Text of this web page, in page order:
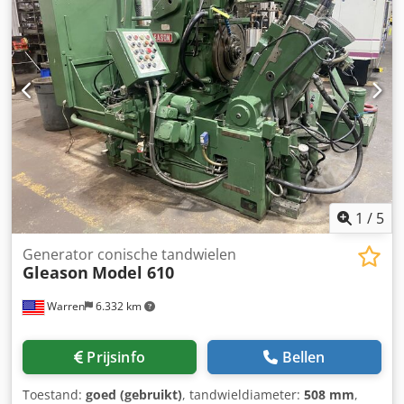
(10") Max. tandwiel steekdiameter: 508 mm (20") Gebruikte
freesdiameters: 229 – 457 mm (9 – 18") Cedpexdfa Uofx
Aizoha Voetshoek: 55° – 80° Tandbreedte: 76 mm (3")
Aantal tanden: 20 – 75 Diameter van de conische boring
aan de grote kant: 87 mm (3-27/64") Kegel per voet: 0,50"
Kegeldiepte: 16 mm (0,625") Freestoerentallen: 6,8 – 16,5
tpm Aanvoer (sec/tand): 3 – 9 Hoofdmotor: 5 pk, 900 tpm
Hydraulische motor: 7,5 pk, 1800 tpm Benodigde
vloeroppervlakte: 2997 x 2197 mm (118 x 86,5") Totale
hoogte: 1778 mm (70") Geschat netto gewicht: 7.270 kg
(16.000 lbs) Verzendgewicht verpakt voor export: 7.710 kg
(17.000 lbs)
1 / 5
Warren 6.332 km
Generator conische tandwielen
Gleason Model 610
Prijsinfo Bellen
Toestand: goed (gebruikt), tandwieldiameter: 508 mm,